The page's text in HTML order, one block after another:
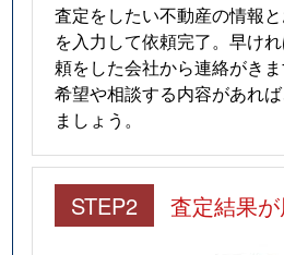
査定をしたい不動産の情報
を入力して依頼完了。早け
頼をした会社から連絡がきま
希望や相談する内容があれ
ましょう。
STEP2 査定結果が